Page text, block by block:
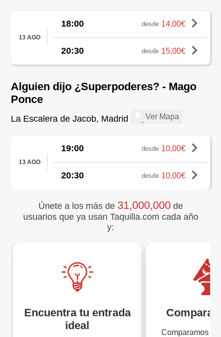
13 AGO
18:00 desde 14,00€
20:30 desde 15,00€
Alguien dijo ¿Superpoderes? - Mago
Ponce
La Escalera de Jacob, Madrid Ver Mapa
13 AGO
19:00 desde 10,00€
20:30 desde 10,00€
Únete a los más de 31,000,000de
usuarios que ya usan Taquilla.com cada año
y:
Encuentra tu entrada
ideal
Compara
Comparamos